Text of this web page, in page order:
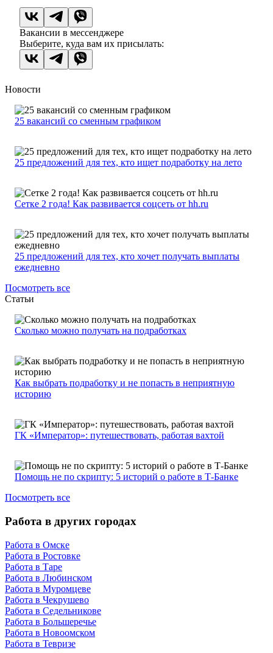
Вакансии в мессенджере
Выберите, куда вам их присылать:
Новости
25 вакансий со сменным графиком
25 предложений для тех, кто ищет подработку на лето
Сетке 2 года! Как развивается соцсеть от hh.ru
25 предложений для тех, кто хочет получать выплаты
ежедневно
Посмотреть все
Статьи
Сколько можно получать на подработках
Как выбрать подработку и не попасть в неприятную
историю
ГК «Император»: путешествовать, работая вахтой
Помощь не по скрипту: 5 историй о работе в Т-Банке
Посмотреть все
Работа в других городах
Работа в Омске
Работа в Ростовке
Работа в Таре
Работа в Любинском
Работа в Муромцеве
Работа в Чекрушево
Работа в Седельникове
Работа в Большеречье
Работа в Новоомском
Работа в Тевризе